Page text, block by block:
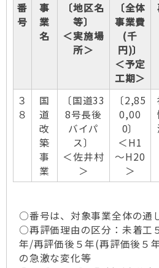
番
号
事
業
名
〔地区名
等〕
＜実施場
所＞
〔全体
事業費
(千
円)〕
＜予定
工期＞
３
８
国
道
改
築
事
業
〔国道33
8号長後
バイパ
ス〕
＜佐井村
＞
〔2,85
0,00
0〕
＜H1
～H20
＞
○番号は、対象事業全体の通
○再評価理由の区分：未着工
年/再評価後５年(再評価後５
の急激な変化等